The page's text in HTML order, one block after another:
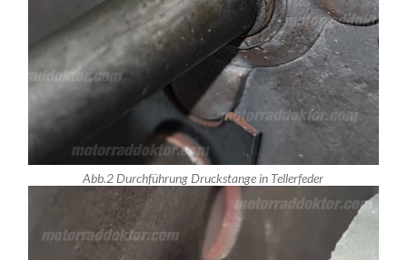
Abb.2 Durchführung Druckstange in Tellerfeder